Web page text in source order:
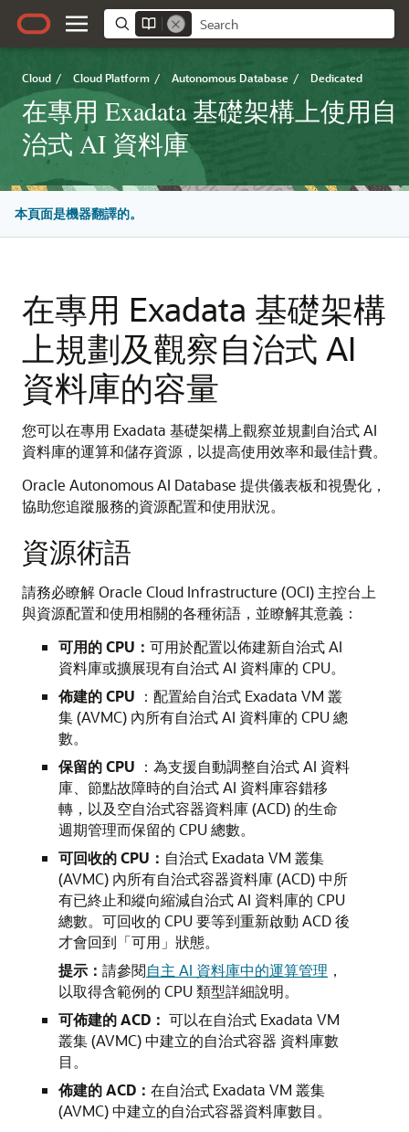
Cloud / Cloud Platform / Autonomous Database / Dedicated
在專用 Exadata 基礎架構上使用自
治式 AI 資料庫
本頁面是機器翻譯的。
在專用 Exadata 基礎架構
上規劃及觀察自治式 AI
資料庫的容量
您可以在專用 Exadata 基礎架構上觀察並規劃自治式 AI
資料庫的運算和儲存資源，以提高使用效率和最佳計費。
Oracle Autonomous AI Database 提供儀表板和視覺化，
協助您追蹤服務的資源配置和使用狀況。
資源術語
請務必瞭解 Oracle Cloud Infrastructure (OCI) 主控台上
與資源配置和使用相關的各種術語，並瞭解其意義：
可用的 CPU： 可用於配置以佈建新自治式 AI
資料庫或擴展現有自治式 AI 資料庫的 CPU。
佈建的 CPU ：配置給自治式 Exadata VM 叢
集 (AVMC) 內所有自治式 AI 資料庫的 CPU 總
數。
保留的 CPU ：為支援自動調整自治式 AI 資料
庫、節點故障時的自治式 AI 資料庫容錯移
轉，以及空自治式容器資料庫 (ACD) 的生命
週期管理而保留的 CPU 總數。
可回收的 CPU： 自治式 Exadata VM 叢集
(AVMC) 內所有自治式容器資料庫 (ACD) 中所
有已終止和縱向縮減自治式 AI 資料庫的 CPU
總數。可回收的 CPU 要等到重新啟動 ACD 後
才會回到「可用」狀態。
提示： 請參閱自主 AI 資料庫中的運算管理 ，
以取得含範例的 CPU 類型詳細說明。
可佈建的 ACD： 可以在自治式 Exadata VM
叢集 (AVMC) 中建立的自治式容器 資料庫數
目。
佈建的 ACD： 在自治式 Exadata VM 叢集
(AVMC) 中建立的自治式容器資料庫數目。